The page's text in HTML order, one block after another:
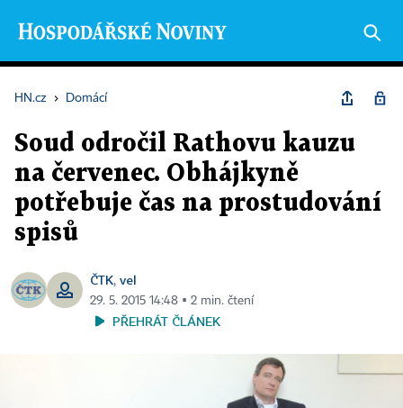
HN.cz › Domácí
Soud odročil Rathovu kauzu
na červenec. Obhájkyně
potřebuje čas na prostudování
spisů
ČTK, vel
29. 5. 2015 14:48 ▪ 2 min. čtení
PŘEHRÁT ČLÁNEK